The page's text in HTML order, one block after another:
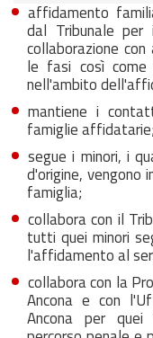
affidamento
dal Tribunale per
collaborazione
le fasi così come
nell'ambito
mantiene i
famiglie affidatarie;
segue i minori, i
d'origine, vengono
famiglia;
collabora con il
tutti quei minori
l'affidamento al
collabora con la
Ancona e con
Ancona per quei